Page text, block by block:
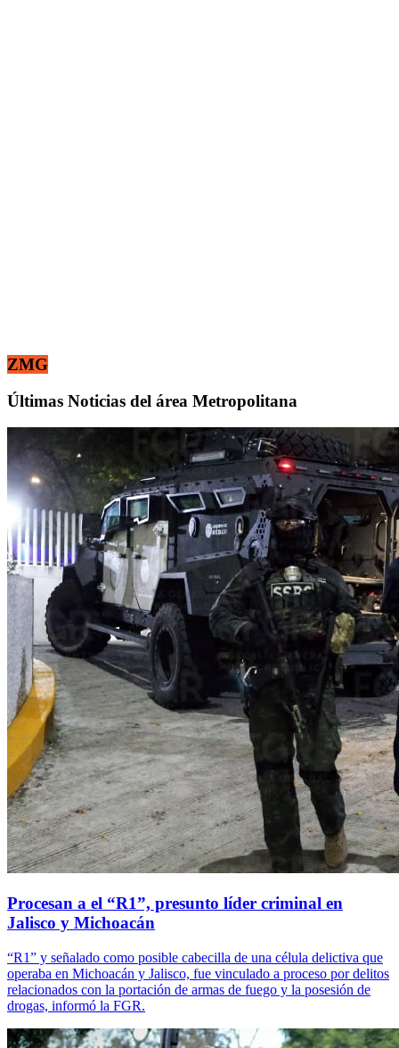
ZMG
Últimas Noticias del área Metropolitana
Procesan a el “R1”, presunto líder criminal en
Jalisco y Michoacán
“R1” y señalado como posible cabecilla de una célula delictiva que
operaba en Michoacán y Jalisco, fue vinculado a proceso por delitos
relacionados con la portación de armas de fuego y la posesión de
drogas, informó la FGR.